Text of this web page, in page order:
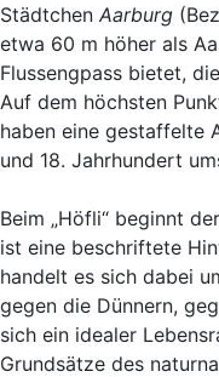
Städtchen Aarburg
etwa 60 m höher als
Flussengpass bietet,
Auf dem höchsten
haben eine gestaffelte
und 18. Jahrhundert
Beim „Höfli“ beginnt
ist eine beschriftete
handelt es sich dabei
gegen die Dünnern,
sich ein idealer
Grundsätze des